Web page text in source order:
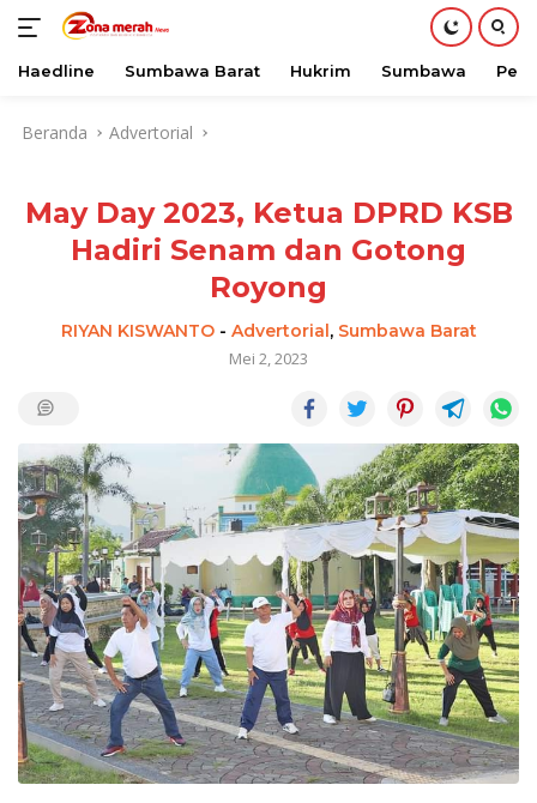
Haedline Sumbawa Barat Hukrim Sumbawa
Beranda Advertorial
May Day 2023, Ketua DPRD KSB
Hadiri Senam dan Gotong
Royong
RIYAN KISWANTO- Advertorial, Sumbawa Barat
Mei 2, 2023